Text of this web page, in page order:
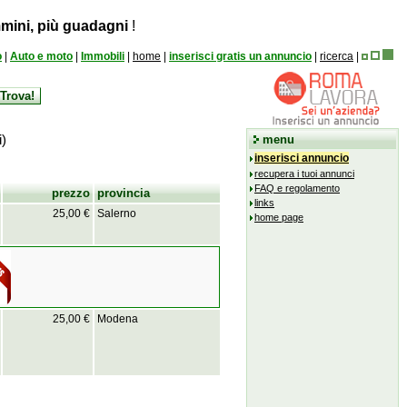
più guadagni!
Auto e moto Immobili home inserisci gratis un annuncio ricerca
prezzo provincia
25,00 € Salerno
25,00 € Modena
menu
inserisci annuncio
recupera i tuoi annunci
FAQ e regolamento
links
home page